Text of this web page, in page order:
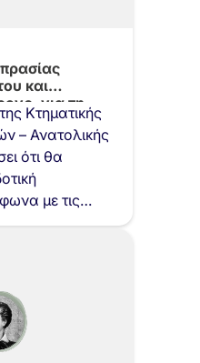
και
για τη
Κτηματικής
– Ανατολικής
ότι θα
με τις